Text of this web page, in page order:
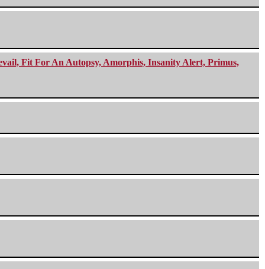
Fit For An Autopsy, Amorphis, Insanity Alert, Primus,